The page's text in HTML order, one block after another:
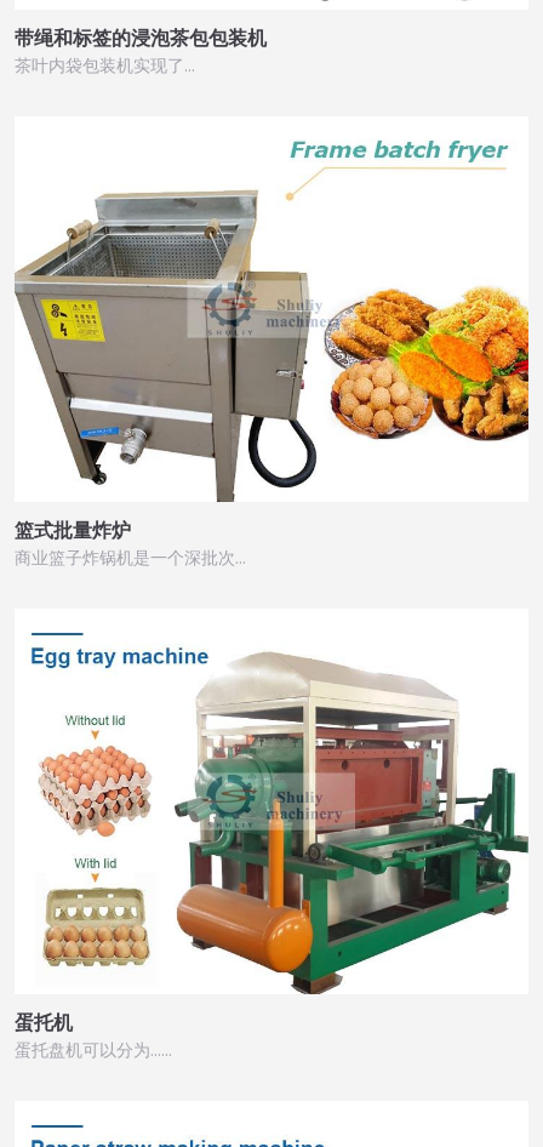
带绳和标签的浸泡茶包包装机
茶叶内袋包装机实现了…
篮式批量炸炉
商业篮子炸锅机是一个深批次…
蛋托机
蛋托盘机可以分为……